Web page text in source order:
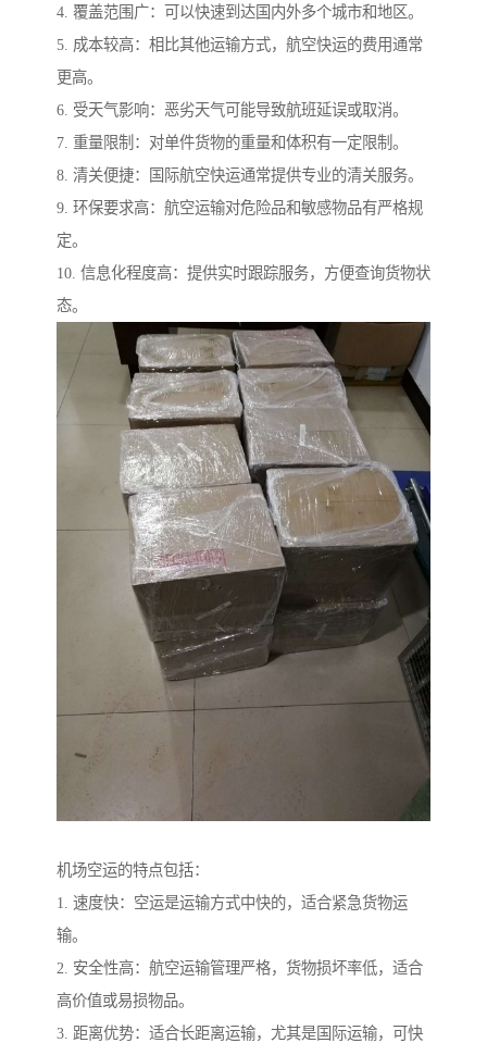
4. 覆盖范围广：可以快速到达国内外多个城市和地区。
5. 成本较高：相比其他运输方式，航空快运的费用通常
更高。
6. 受天气影响：恶劣天气可能导致航班延误或取消。
7. 重量限制：对单件货物的重量和体积有一定限制。
8. 清关便捷：国际航空快运通常提供专业的清关服务。
9. 环保要求高：航空运输对危险品和敏感物品有严格规
定。
10. 信息化程度高：提供实时跟踪服务，方便查询货物状
态。
机场空运的特点包括：
1. 速度快：空运是运输方式中快的，适合紧急货物运
输。
2. 安全性高：航空运输管理严格，货物损坏率低，适合
高价值或易损物品。
3. 距离优势：适合长距离运输，尤其是国际运输，可快